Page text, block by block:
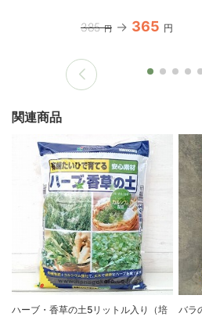
385 円 365 円
関連商品
ハーブ・香草の土5リットル入り（培
バラ